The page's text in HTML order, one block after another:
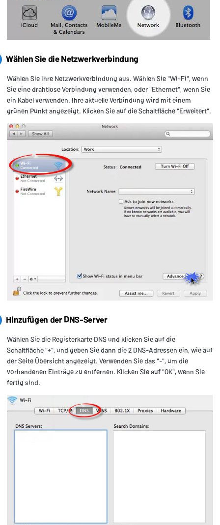
Wählen Sie die Netzwerkverbindung
Wählen Sie Ihre Netzwerkverbindung aus. Wählen Sie "Wi-Fi", wenn
Sie eine drahtlose Verbindung verwenden, oder "Ethernet", wenn Sie
ein Kabel verwenden. Ihre aktuelle Verbindung wird mit einem
grünen Punkt angezeigt. Klicken Sie auf die Schaltfläche "Erweitert".
Hinzufügen der DNS-Server
Wählen Sie die Registerkarte DNS und klicken Sie auf die
Schaltfläche "+", und geben Sie dann die 2 DNS-Adressen ein, wie auf
der Seite Übersicht angezeigt. Verwenden Sie das "-", um die
vorhandenen Einträge zu entfernen. Klicken Sie auf "OK", wenn Sie
fertig sind.